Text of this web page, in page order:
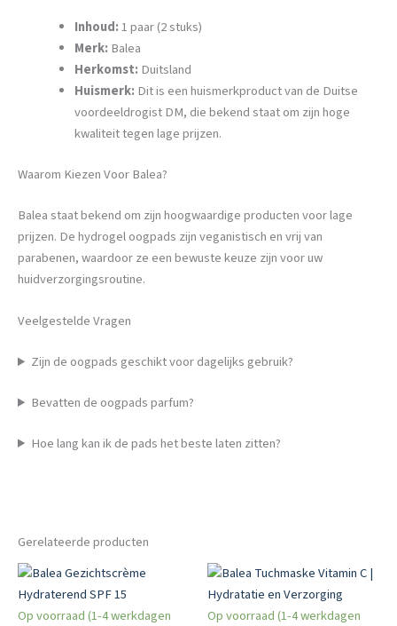
Inhoud:1 paar (2 stuks)
Merk: Balea
Herkomst: Duitsland
Huismerk: Dit is een huismerkproduct van de Duitse
voordeeldrogist DM, die bekend staat om zijn hoge
kwaliteit tegen lage prijzen.
Waarom Kiezen Voor Balea?
Balea staat bekend om zijn hoogwaardige producten voor lage
prijzen. De hydrogel oogpads zijn veganistisch en vrij van
parabenen, waardoor ze een bewuste keuze zijn voor uw
huidverzorgingsroutine.
Veelgestelde Vragen
Zijn de oogpads geschikt voor dagelijks gebruik?
Bevatten de oogpads parfum?
Hoe lang kan ik de pads het beste laten zitten?
Gerelateerde producten
Op voorraad (1-4 werkdagen
Op voorraad (1-4 werkdagen